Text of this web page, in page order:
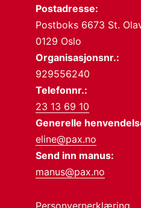
Postadresse:
Postboks 6673 St.
0129 Oslo
Organisasjonsnr.:
929556240
Telefonnr.:
23 13 69 10
Generelle
eline@pax.no
Send inn manus:
manus@pax.no
Personvernerklæring